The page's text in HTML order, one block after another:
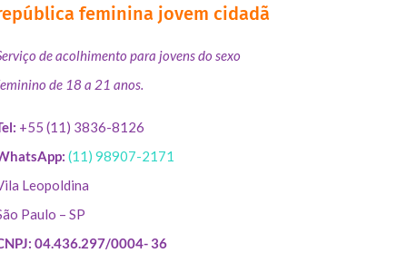
feminina jovem cidadã
de acolhimento para jovens do sexo
de 18 a 21 anos.
+55 (11) 3836-8126
(11) 98907-2171
Leopoldina
Paulo – SP
04.436.297/0004- 36